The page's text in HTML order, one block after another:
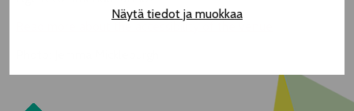
Näytä tiedot ja muokkaa